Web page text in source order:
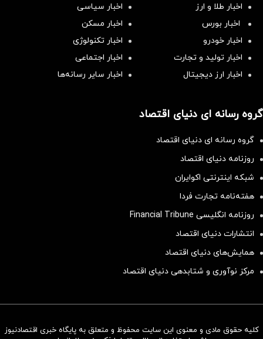
اخبار طلا و ارز
اخبار سیاسی
اخبار بورس
اخبار مسکن
اخبار خودرو
اخبار تکنولوژی
اخبار تولید و تجارت
اخبار اجتماعی
اخبار ارز دیجیتال
اخبار سایر رسانه‌‌ها
گروه رسانه ای دنیای اقتصاد
گروه رسانه ای دنیای اقتصاد
روزنامه دنیای اقتصاد
شبکه اینترنتی اکوایران
هفته‌نامه تجارت فردا
روزنامه انگلیسی Financial Tribune
انتشارات دنیای اقتصاد
همایش‌های دنیای اقتصاد
مرکز نوآوری و شتابدهی دنیای اقتصاد
کلیه حقوق مادی و معنوی این سایت محفوظ و متعلق به پایگاه خبری اقتصادنیوز